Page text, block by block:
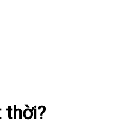
thời?